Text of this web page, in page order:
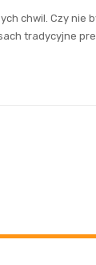
chwil. Czy nie
tradycyjne